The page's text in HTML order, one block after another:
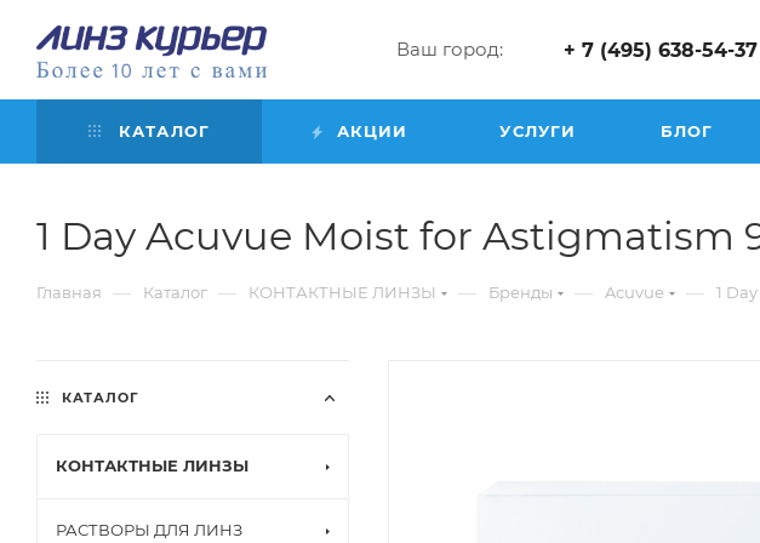
Ваш город: + 7 (495) 638-54-37
КАТАЛОГ АКЦИИ УСЛУГИ БЛОГ
1 Day Acuvue Moist for Astigmatism
Главная — Каталог — КОНТАКТНЫЕ ЛИНЗЫ — Бренды — Acuvue — 1
КАТАЛОГ
КОНТАКТНЫЕ ЛИНЗЫ
РАСТВОРЫ ДЛЯ ЛИНЗ